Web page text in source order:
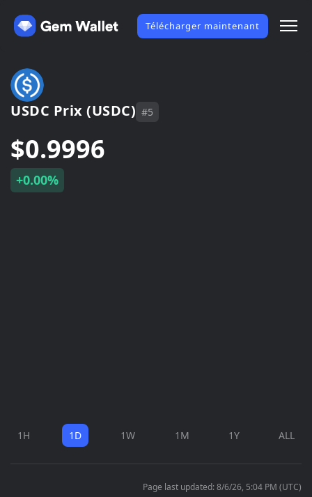
Télécharger maintenant
USDC Prix (USDC) #5
$0.9996
+0.00%
1H 1D 1W 1M 1Y ALL
Page last updated: 8/6/26, 5:04 PM (UTC)